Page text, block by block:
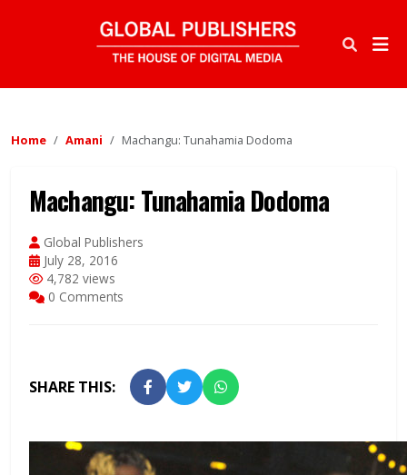
Home Amani Machangu: Tunahamia Dodoma
Machangu: Tunahamia Dodoma
Global Publishers
July 28, 2016
4,782 views
0 Comments
SHARE THIS: